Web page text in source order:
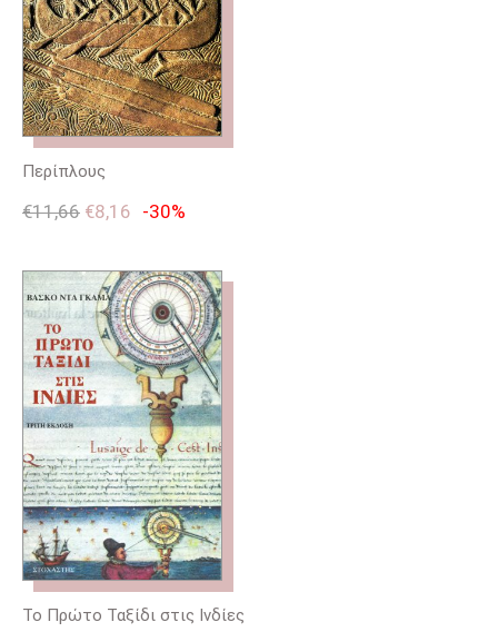
Περίπλους
€11,66 €8,16 -30%
Το Πρώτο Ταξίδι στις Ινδίες